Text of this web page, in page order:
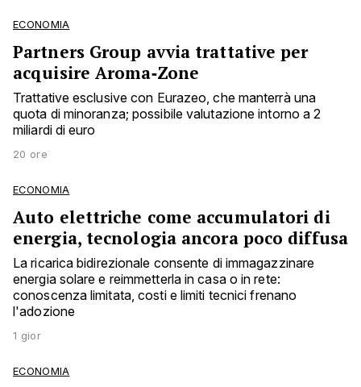
ECONOMIA
Partners Group avvia trattative per
acquisire Aroma‑Zone
Trattative esclusive con Eurazeo, che manterrà una
quota di minoranza; possibile valutazione intorno a 2
miliardi di euro
20 ore
ECONOMIA
Auto elettriche come accumulatori di
energia, tecnologia ancora poco diffusa
La ricarica bidirezionale consente di immagazzinare
energia solare e reimmetterla in casa o in rete:
conoscenza limitata, costi e limiti tecnici frenano
l'adozione
1 gior
ECONOMIA